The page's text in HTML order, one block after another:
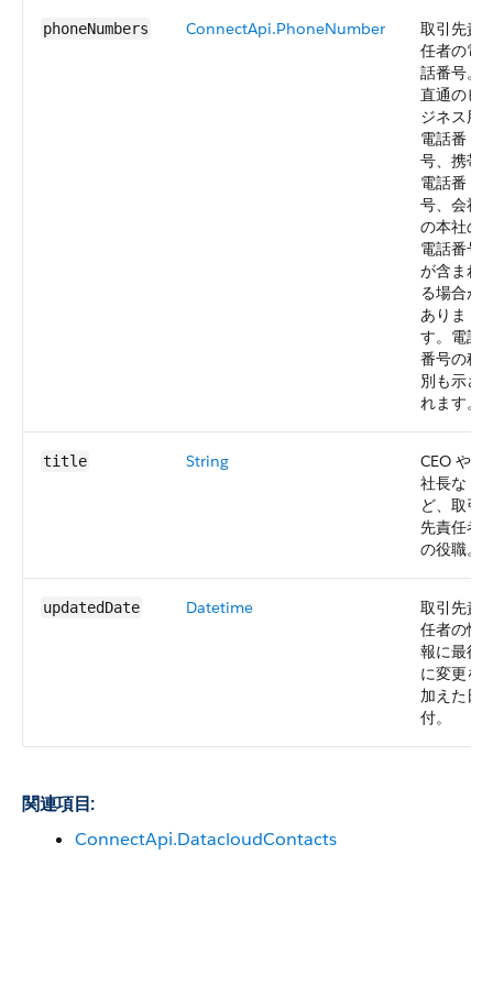
phoneNumbers ConnectApi.PhoneNumber
取引先責
任者の電
話番号。
直通のビ
ジネス用
電話番
号、携帯
電話番
号、会社
の本社の
電話番号
が含まれ
る場合が
ありま
す。電話
番号の種
別も示さ
れます。
title String
CEO や副
社長な
ど、取引
先責任者
の役職。
updatedDate Datetime
取引先責
任者の情
報に最後
に変更を
加えた日
付。
関連項目:
ConnectApi.DatacloudContacts